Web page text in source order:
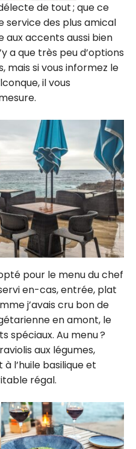
de tout ; que ce
service des plus amical
accents aussi bien
a que très peu d’options
mais si vous informez le
il vous
pour le menu du chef
en-cas, entrée, plat
j’avais cru bon de
en amont, le
spéciaux. Au menu ?
aux légumes,
l’huile basilique et
régal.